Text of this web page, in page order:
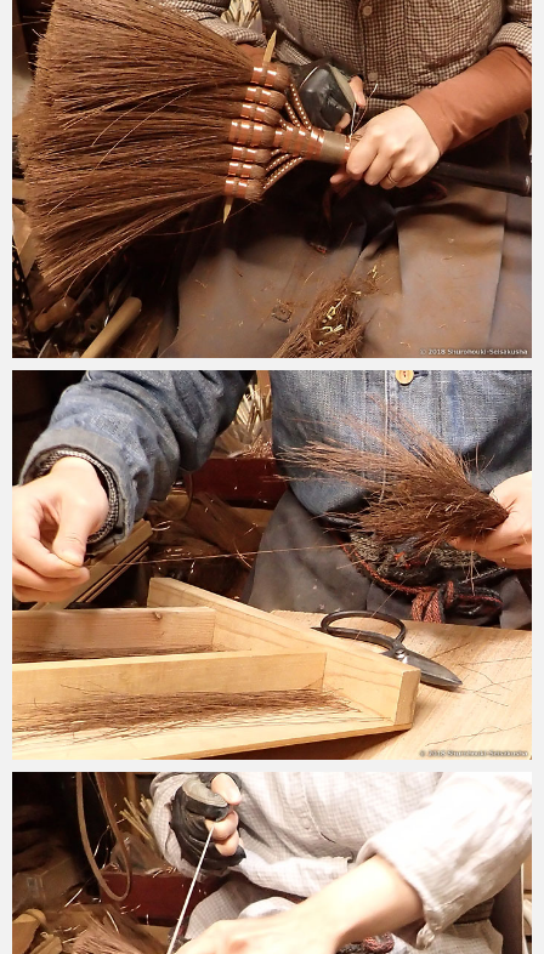
2018-05-25
2018-05-23